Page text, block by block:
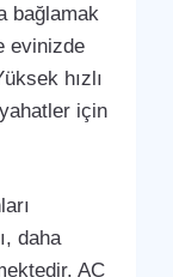
bağlamak
evinizde
hızlı
için
daha
AC